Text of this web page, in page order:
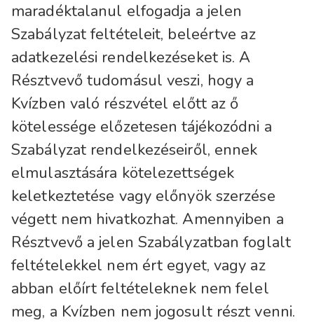
maradéktalanul elfogadja a jelen
Szabályzat feltételeit, beleértve az
adatkezelési rendelkezéseket is. A
Résztvevő tudomásul veszi, hogy a
Kvízben való részvétel előtt az ő
kötelessége előzetesen tájékozódni a
Szabályzat rendelkezéseiről, ennek
elmulasztására kötelezettségek
keletkeztetése vagy előnyök szerzése
végett nem hivatkozhat. Amennyiben a
Résztvevő a jelen Szabályzatban foglalt
feltételekkel nem ért egyet, vagy az
abban előírt feltételeknek nem felel
meg, a Kvízben nem jogosult részt venni.